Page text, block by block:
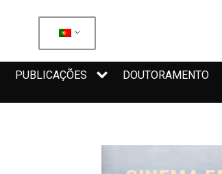
PUBLICAÇÕES
DOUTORAMENTO